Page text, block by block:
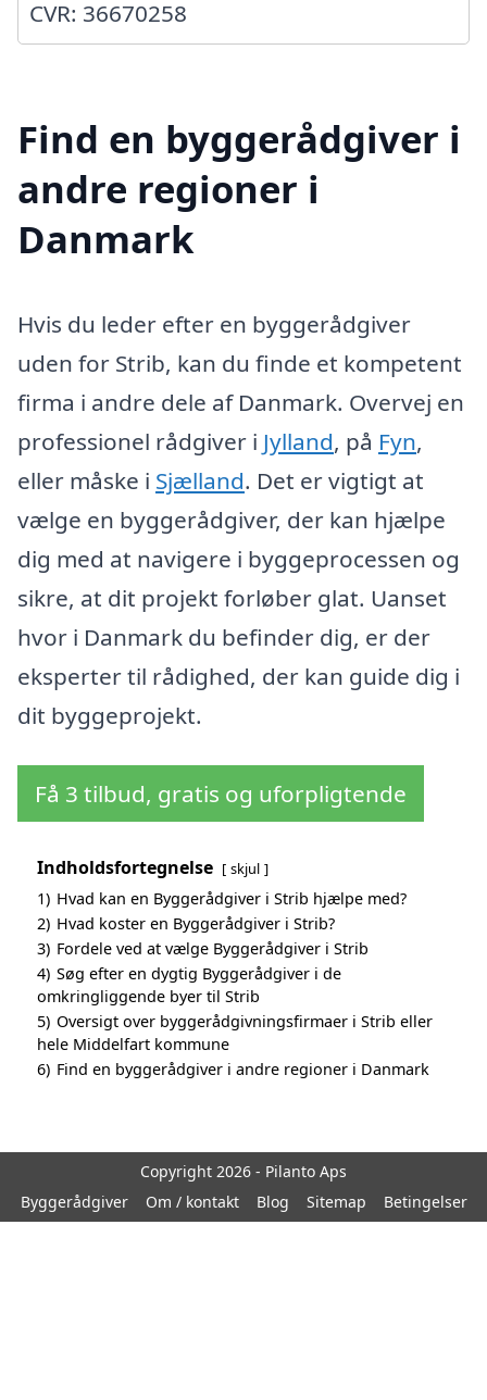
CVR: 36670258
Find en byggerådgiver i
andre regioner i
Danmark
Hvis du leder efter en byggerådgiver
uden for Strib, kan du finde et kompetent
firma i andre dele af Danmark. Overvej en
professionel rådgiver i Jylland, på Fyn,
eller måske i Sjælland. Det er vigtigt at
vælge en byggerådgiver, der kan hjælpe
dig med at navigere i byggeprocessen og
sikre, at dit projekt forløber glat. Uanset
hvor i Danmark du befinder dig, er der
eksperter til rådighed, der kan guide dig i
dit byggeprojekt.
Få 3 tilbud, gratis og uforpligtende
Indholdsfortegnelse skjul
1) Hvad kan en Byggerådgiver i Strib hjælpe med?
2) Hvad koster en Byggerådgiver i Strib?
3) Fordele ved at vælge Byggerådgiver i Strib
4) Søg efter en dygtig Byggerådgiver i de
omkringliggende byer til Strib
5) Oversigt over byggerådgivningsfirmaer i Strib eller
hele Middelfart kommune
6) Find en byggerådgiver i andre regioner i Danmark
Copyright 2026 - Pilanto Aps
Byggerådgiver
Om / kontakt Blog Sitemap Betingelser